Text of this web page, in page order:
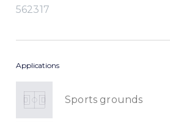
562317
Applications
Sports grounds